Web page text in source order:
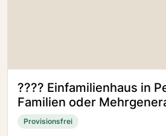
???? Einfamilienhaus in
Familien oder
Provisionsfrei